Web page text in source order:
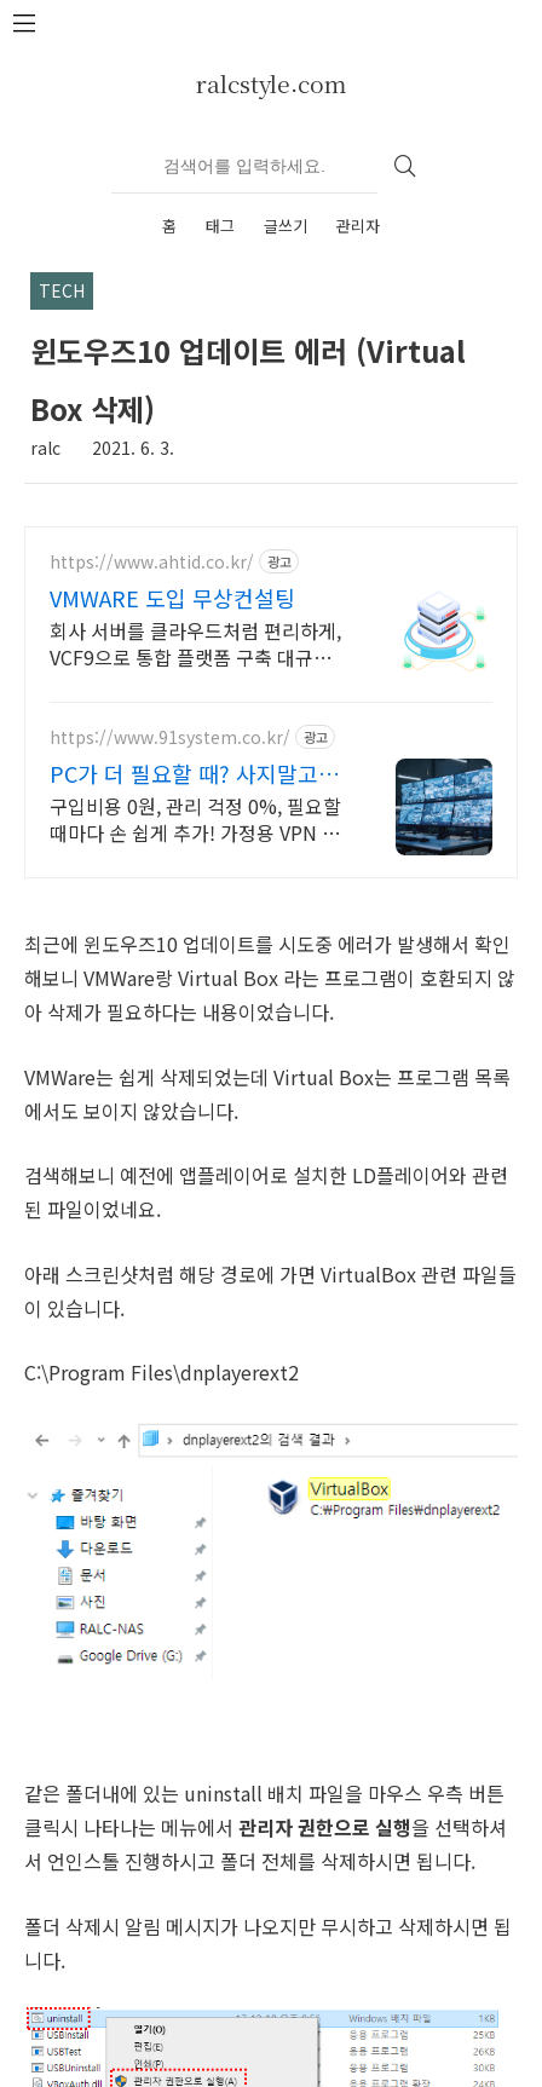
본문 바로가기
ralcstyle.com
홈 태그 글쓰기 관리자
TECH
윈도우즈10 업데이트 에러 (Virtual
Box 삭제)
ralc 2021. 6. 3.
https://www.ahtid.co.kr/ 광고
VMWARE 도입 무상컨설팅
회사 서버를 클라우드처럼 편리하게,
VCF9으로 통합 플랫폼 구축 대규모
https://www.91system.co.kr/ 광고
PC가 더 필요할 때? 사지말고
가상으로 추가하세요
구입비용 0원, 관리 걱정 0%, 필요할
때마다 손 쉽게 추가! 가정용 VPN 무
최근에 윈도우즈10 업데이트를 시도중 에러가 발생해서 확인
해보니 VMWare랑 Virtual Box 라는 프로그램이 호환되지 않
아 삭제가 필요하다는 내용이었습니다.
VMWare는 쉽게 삭제되었는데 Virtual Box는 프로그램 목록
에서도 보이지 않았습니다.
검색해보니 예전에 앱플레이어로 설치한 LD플레이어와 관련
된 파일이었네요.
아래 스크린샷처럼 해당 경로에 가면 VirtualBox 관련 파일들
이 있습니다.
C:\Program Files\dnplayerext2
같은 폴더내에 있는 uninstall 배치 파일을 마우스 우측 버튼
클릭시 나타나는 메뉴에서 관리자 권한으로 실행을 선택하셔
서 언인스톨 진행하시고 폴더 전체를 삭제하시면 됩니다.
폴더 삭제시 알림 메시지가 나오지만 무시하고 삭제하시면 됩
니다.